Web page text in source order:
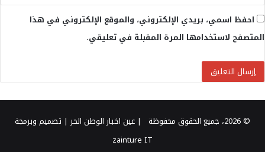
احفظ اسمي، بريدي الإلكتروني، والموقع الإلكتروني في هذا
المتصفح لاستخدامها المرة المقبلة في تعليقي.
© 2026، جميع الحقوق محفوظة | عين اخبار الوطن الحر| تصميم وبرمجة
zainture IT